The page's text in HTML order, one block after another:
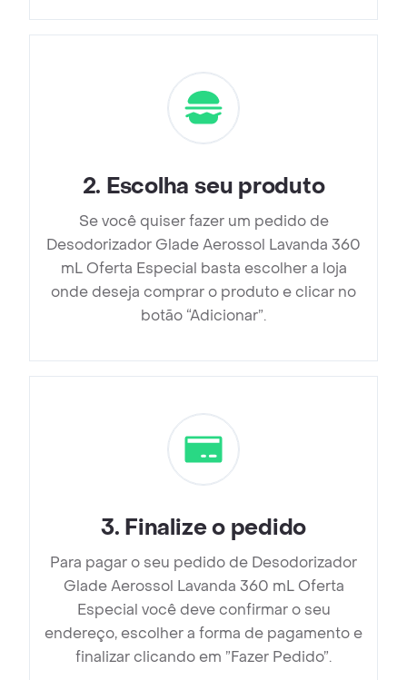
2. Escolha seu produto
Se você quiser fazer um pedido de
Desodorizador Glade Aerossol Lavanda 360
mL Oferta Especial basta escolher a loja
onde deseja comprar o produto e clicar no
botão “Adicionar”.
3. Finalize o pedido
Para pagar o seu pedido de Desodorizador
Glade Aerossol Lavanda 360 mL Oferta
Especial você deve confirmar o seu
endereço, escolher a forma de pagamento e
finalizar clicando em ”Fazer Pedido”.